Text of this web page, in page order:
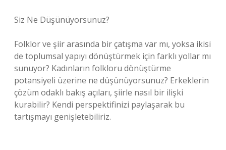
Siz Ne Düşünüyorsunuz?
Folklor ve şiir arasında bir çatışma var mı, yoksa ikisi
de toplumsal yapıyı dönüştürmek için farklı yollar mı
sunuyor? Kadınların folkloru dönüştürme
potansiyeli üzerine ne düşünüyorsunuz? Erkeklerin
çözüm odaklı bakış açıları, şiirle nasıl bir ilişki
kurabilir? Kendi perspektifinizi paylaşarak bu
tartışmayı genişletebiliriz.